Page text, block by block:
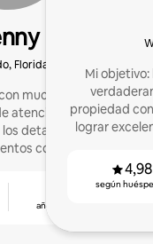
Florida
mucho éxito gracias
atención al cliente y
detalles. También
con valoraciones
valoraciones altas.
años anfitrionando
Mi
propiedad
lograr
4,98
según